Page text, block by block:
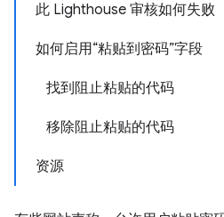
此 Lighthouse 审核如何失败
如何启用“粘贴到密码”字段
找到阻止粘贴的代码
移除阻止粘贴的代码
资源